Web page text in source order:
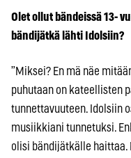
Olet ollut bändeissä 13-
bändijätkä lähti Idolsiin?
”Miksei? En mä näe
puhutaan on kateellisten
tunnettavuuteen. Idolsiin
musiikkiani tunnetuksi.
olisi bändijätkälle haittaa.